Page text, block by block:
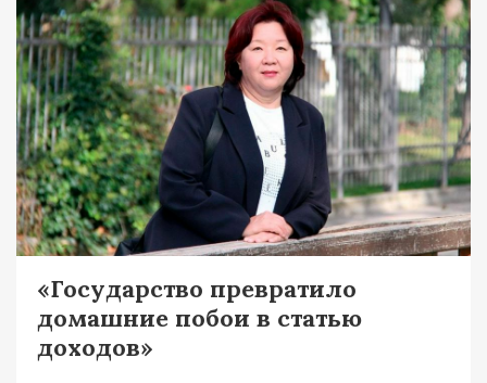
«Государство превратило
домашние побои в статью
доходов»